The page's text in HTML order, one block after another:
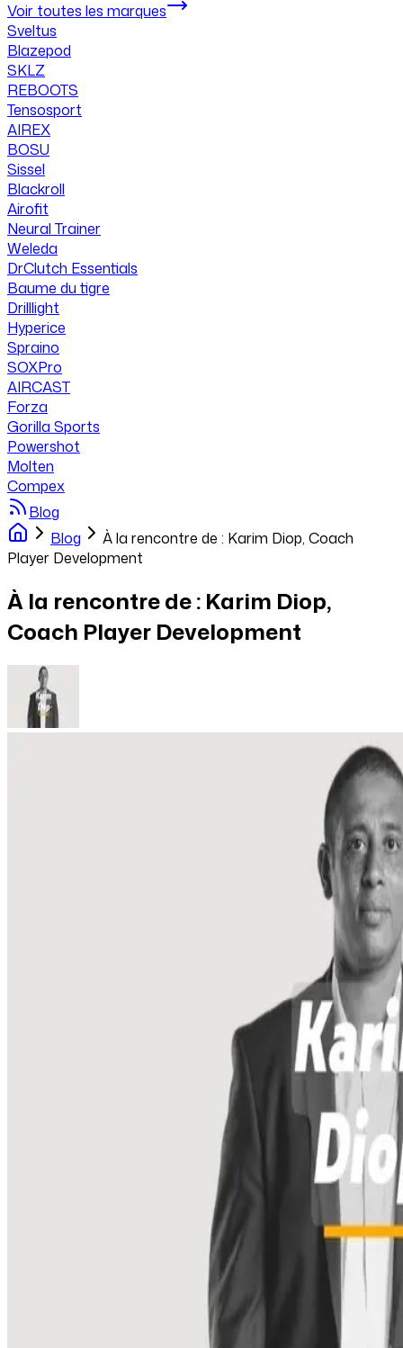
Voir toutes les marques
Sveltus
Blazepod
SKLZ
REBOOTS
Tensosport
AIREX
BOSU
Sissel
Blackroll
Airofit
Neural Trainer
Weleda
DrClutch Essentials
Baume du tigre
Drilllight
Hyperice
Spraino
SOXPro
AIRCAST
Forza
Gorilla Sports
Powershot
Molten
Compex
Blog
Blog
À la rencontre de : Karim Diop, Coach
Player Development
À la rencontre de : Karim Diop,
Coach Player Development